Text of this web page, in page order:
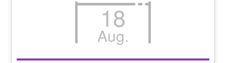
18
Aug.